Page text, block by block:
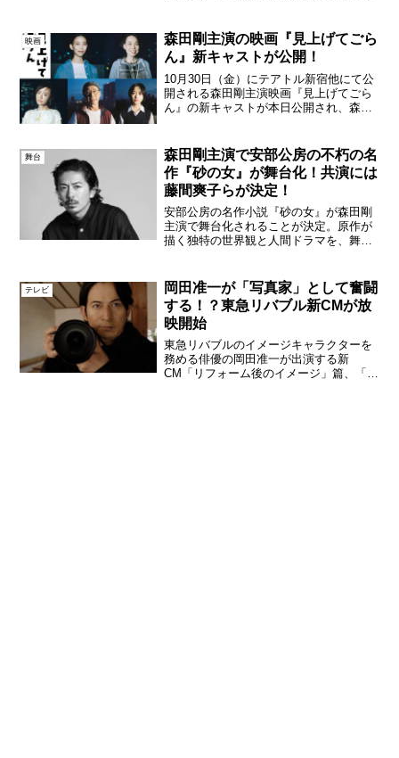
『砂の女』キービジュアル深いワインレ
ッドのベルベットに包...
映画
森田剛主演の映画『見上げてごら
ん』新キャストが公開！
10月30日（金）にテアトル新宿他にて公
開される森田剛主演映画『見上げてごら
ん』の新キャストが本日公開され、森川
て、森川葵、川上友里よりコメントも到
着した。映画『見上げて...
舞台
森田剛主演で安部公房の不朽の名
作『砂の女』が舞台化！共演には
藤間爽子らが決定！
安部公房の名作小説『砂の女』が森田剛
主演で舞台化されることが決定。原作が
描く独特の世界観と人間ドラマを、舞台
として国内外で高く評価される山西竜矢
が担当。長編映画『彼女来...
テレビ
岡田准一が「写真家」として奮闘
する！？東急リバブル新CMが放
映開始
東急リバブルのイメージキャラクターを
務める俳優の岡田准一が出演する新
CM「リフォーム後のイメージ」篇、「全